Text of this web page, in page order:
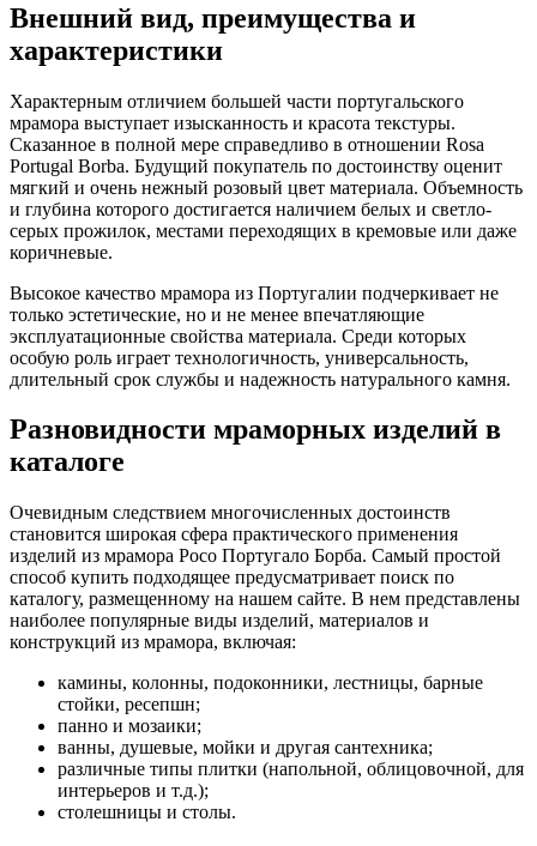
Внешний вид, преимущества и
характеристики
Характерным отличием большей части португальского
мрамора выступает изысканность и красота текстуры.
Сказанное в полной мере справедливо в отношении Rosa
Portugal Borba. Будущий покупатель по достоинству оценит
мягкий и очень нежный розовый цвет материала. Объемность
и глубина которого достигается наличием белых и светло-
серых прожилок, местами переходящих в кремовые или даже
коричневые.
Высокое качество мрамора из Португалии подчеркивает не
только эстетические, но и не менее впечатляющие
эксплуатационные свойства материала. Среди которых
особую роль играет технологичность, универсальность,
длительный срок службы и надежность натурального камня.
Разновидности мраморных изделий в
каталоге
Очевидным следствием многочисленных достоинств
становится широкая сфера практического применения
изделий из мрамора Росо Португало Борба. Самый простой
способ купить подходящее предусматривает поиск по
каталогу, размещенному на нашем сайте. В нем представлены
наиболее популярные виды изделий, материалов и
конструкций из мрамора, включая:
камины, колонны, подоконники, лестницы, барные
стойки, ресепшн;
панно и мозаики;
ванны, душевые, мойки и другая сантехника;
различные типы плитки (напольной, облицовочной, для
интерьеров и т.д.);
столешницы и столы.